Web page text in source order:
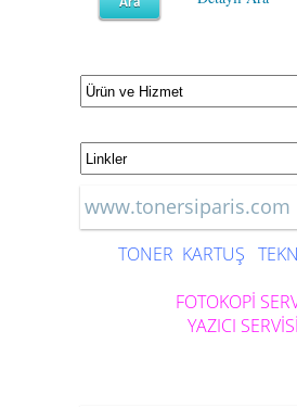
www.tonersiparis.com
TONER KARTUŞ
FOTOKOPİ
YAZICI SERVİSİ